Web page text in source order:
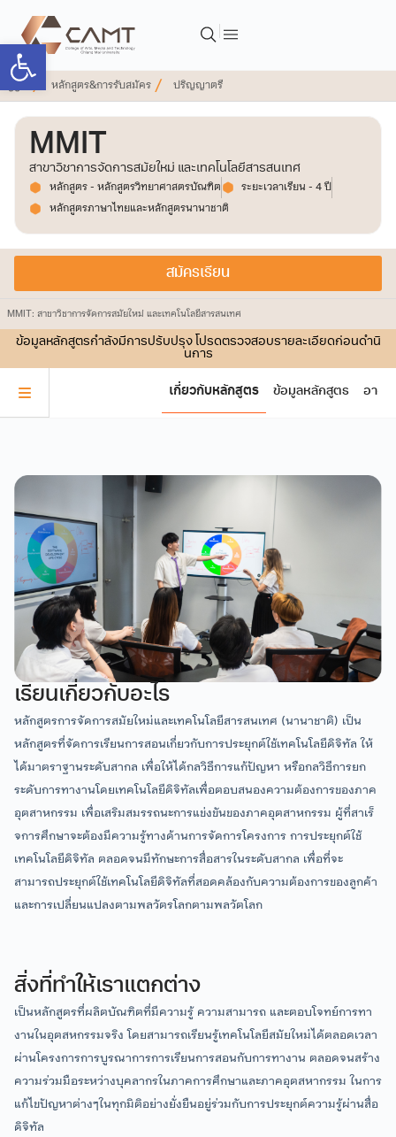
Open toolbar
หลักสูตร&การรับสมัคร ปริญญาตรี
MMIT
สาขาวิชาการจัดการสมัยใหม่ และเทคโนโลยีสารสนเทศ
หลักสูตร - หลักสูตรวิทยาศาสตรบัณฑิต
ระยะเวลาเรียน - 4 ปี
หลักสูตรภาษาไทยและหลักสูตรนานาชาติ
สมัครเรียน
MMIT: สาขาวิชาการจัดการสมัยใหม่ และเทคโนโลยีสารสนเทศ
ข้อมูลหลักสูตรกำลังมีการปรับปรุง โปรดตรวจสอบรายละเอียดก่อนดำนิ
นการ
เกี่ยวกับหลักสูตร ข้อมูลหลักสูตร อาจา
เรียนเกี่ยวกับอะไร
หลักสูตรการจัดการสมัยใหม่และเทคโนโลยีสารสนเทศ (นานาชาติ) เป็น
หลักสูตรที่จัดการเรียนการสอนเกี่ยวกับการประยุกต์ใช้เทคโนโลยีดิจิทัล ให้
ได้มาตราฐานระดับสากล เพื่อให้ได้กลวิธีการแก้ปัญหา หรือกลวิธีการยก
ระดับการทางานโดยเทคโนโลยีดิจิทัลเพื่อตอบสนองความต้องการของภาค
อุตสาหกรรม เพื่อเสริมสมรรถนะการแข่งขันของภาคอุตสาหกรรม ผู้ที่สาเร็
จการศึกษาจะต้องมีความรู้ทางด้านการจัดการโครงการ การประยุกต์ใช้
เทคโนโลยีดิจิทัล ตลอดจนมีทักษะการสื่อสารในระดับสากล เพื่อที่จะ
สามารถประยุกต์ใช้เทคโนโลยีดิจิทัลที่สอดคล้องกับความต้องการของลูกค้า
และการเปลี่ยนแปลงตามพลวัตรโลกตามพลวัตโลก
สิ่งที่ทำให้เราแตกต่าง
เป็นหลักสูตรที่ผลิตบัณฑิตที่มีความรู้ ความสามารถ และตอบโจทย์การทา
งานในอุตสหกรรมจริง โดยสามารถเรียนรู้เทคโนโลยีสมัยใหม่ได้ตลอดเวลา
ผ่านโครงการการบูรณาการการเรียนการสอนกับการทางาน ตลอดจนสร้าง
ความร่วมมือระหว่างบุคลากรในภาคการศึกษาและภาคอุตสหากรรม ในการ
แก้ไขปัญหาต่างๆในทุกมิติอย่างยั่งยืนอยู่ร่วมกับการประยุกต์ความรู้ผ่านสื่อ
ดิจิทัล
ข้อมูลหลักสูตรฉบับย่อ
รหัสและชื่อหลักสูตร
ภาษาไทย
หลักสูตรวิทยาศาสตรบัณฑิต สาขาวิชาการจัดการ
สมัยใหม่และเทคโนโลยีสารสนเทศ
ภาษาอังกฤษ
Bachelor of Science Program in Modern
Management and Information Technology
ชื่อปริญญาและสาขาวิชา
ภาษาไทย
ชื่อเต็ม วิทยาศาสตรบัณฑิต (การจัดการสมัยใหม่และ
เทคโนโลยีสารสนเทศ)
สารสนเทศ)
ภาษาอังกฤษ
ชื่อย่อ B.S. (Modern Management and
Information Technology)
รายละเอียดการศึกษา
ระบบทวิภาค
เกี่ยวข้อง
ผู้ช่วยศาสตราจารย์
ดร.รัศมิ์ลภัส สุตีคา
หัวหน้าสำนักวิชาศิลปะ สื่อ และ
เทคโนโลยี
ผู้ช่วยศาสตราจารย์
ผู้ช่วยคณบดี (งานวิจัยและ
นวัตกรรม)
ผู้ช่วยศาสตราจารย์
ดร.จิรพัฒน์ วาณิชวัฒนะ
โกศล
ผู้ช่วยศาสตราจารย์
ผู้ช่วยศาสตราจารย์
ผู้ปฏิบัติหน้าที่ช่วยคณบดี (ความ
ร่วมมือต่างประเทศ และการ
ระดมทุน)
สาขาวิชาการจัดการสมัยใหม่ และเทคโนโลยีสารสนเทศ
สำเร็จการศึกษาชั้นมัธยมศึกษาที่ 6 โดยมีคุณสมบัติเฉพาะ
อ้างอิง กับเกณฑ์การรับเข้าของที่ประชุม อธิการบดีแห่ง
ประเทศไทย (ทปอ.)
มีคุณสมบัติเป็นไปตามข้อบังคับมหาวิทยาลัยเชียงใหม่ ว่า
ด้วยการศึกษาระดับปริญญาตรี
มีคุณสมบัติตามเกณฑ์การรับเข้าศึกษาเฉพาะของหลักสูตร
สาขาวิชาการจัดการสมัยใหม่ และเทคโนโลยีสารสนเทศ
สมัครเรียน
รอบที่ 1: Portfolio
วันที่เปิดรับสมัคร:
05-25 ธ.ค. 67
เอกสารประกอบการสมัคร:
อัพเดทล่าสุด: 1 พ.ย. 2567
แฟ้มสะสมผลงาน (Portfolio)
อัพเดทล่าสุด: 1 พ.ย. 2567